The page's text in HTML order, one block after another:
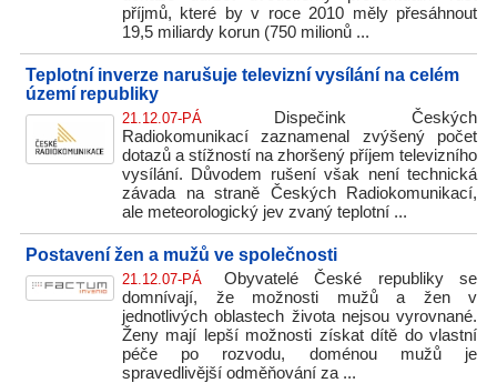
příjmů, které by v roce 2010 měly přesáhnout
19,5 miliardy korun (750 milionů ...
Teplotní inverze narušuje televizní vysílání na celém
území republiky
21.12.07-PÁ
Dispečink Českých
Radiokomunikací zaznamenal zvýšený počet
dotazů a stížností na zhoršený příjem televizního
vysílání. Důvodem rušení však není technická
závada na straně Českých Radiokomunikací,
ale meteorologický jev zvaný teplotní ...
Postavení žen a mužů ve společnosti
21.12.07-PÁ
Obyvatelé České republiky se
domnívají, že možnosti mužů a žen v
jednotlivých oblastech života nejsou vyrovnané.
Ženy mají lepší možnosti získat dítě do vlastní
péče po rozvodu, doménou mužů je
spravedlivější odměňování za ...